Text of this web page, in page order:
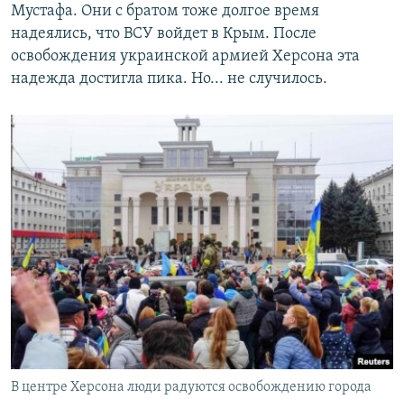
Мустафа. Они с братом тоже долгое время
надеялись, что ВСУ войдет в Крым. После
освобождения украинской армией Херсона эта
надежда достигла пика. Но... не случилось.
В центре Херсона люди радуются освобождению города